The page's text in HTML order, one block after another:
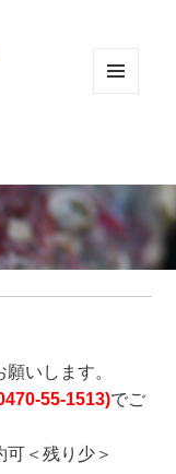
願いします。
55-1513)でご
＜残り少＞